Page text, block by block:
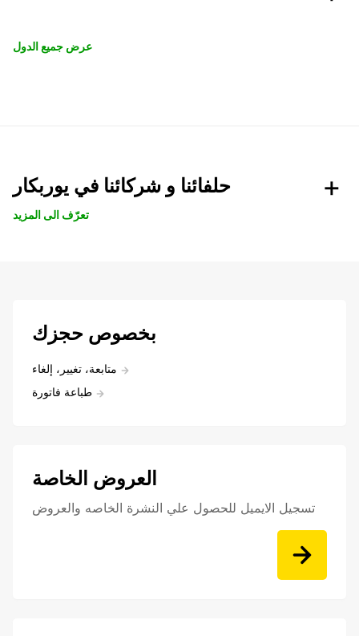
عرض جميع الدول
حلفائنا و شركائنا في يوربكار
تعرّف الى المزيد
بخصوص حجزك
متابعة، تغيير، إلغاء
طباعة فاتورة
العروض الخاصة
تسجيل الايميل للحصول علي النشرة الخاصه والعروض